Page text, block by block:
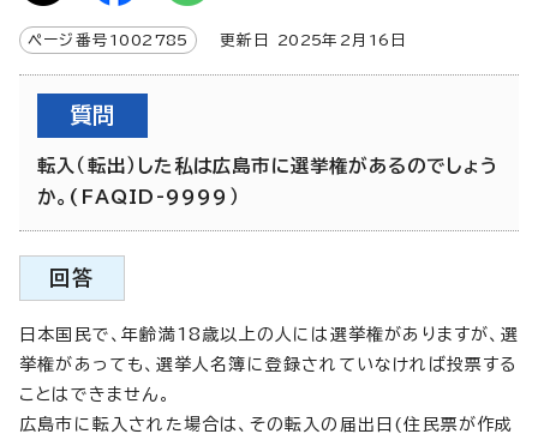
ページ番号 1002785 更新日 2025年2月 16 日
質問
転入（転出）した私は広島市に選挙権があるのでしょう
か。(FAQID-9999）
回答
日本国民で、年齢満18歳以上の人には選挙権がありますが、選
挙権があっても、選挙人名簿に登録されていなければ投票する
ことはできません。
広島市に転入された場合は、その転入の届出日(住民票が作成